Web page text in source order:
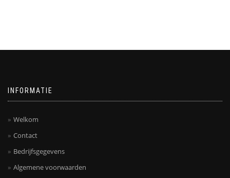
INFORMATIE
Welkom
Contact
Bedrijfsgegevens
Algemene voorwaarden